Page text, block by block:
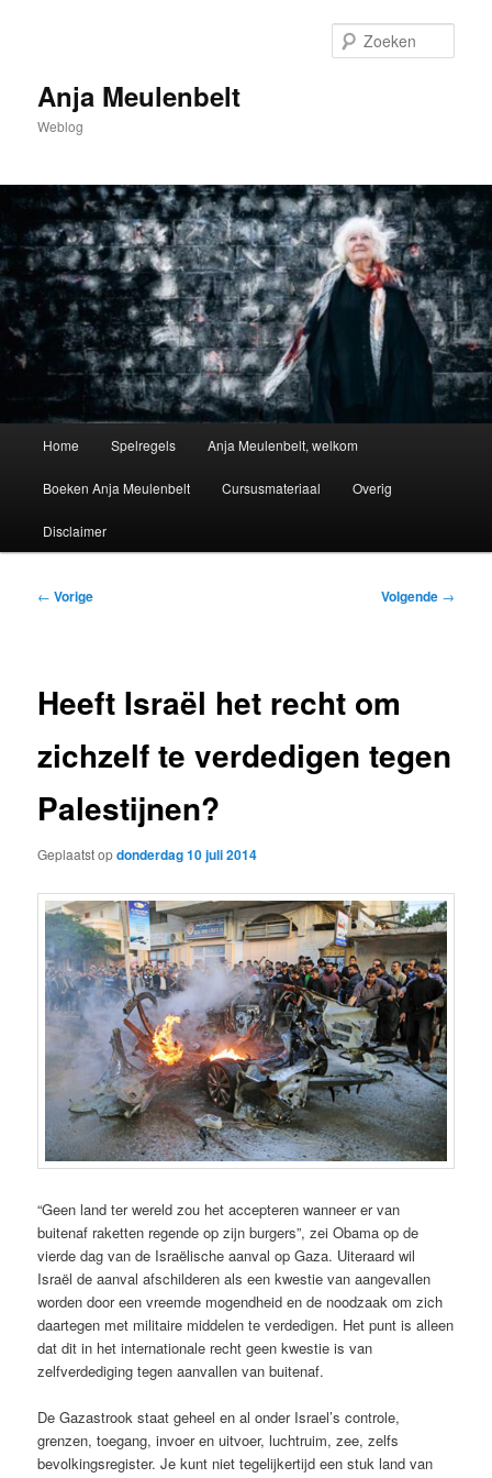
inhoudAnja Meulenbelt
Weblog
Home Spelregels Anja Meulenbelt, welkom
Boeken Anja Meulenbelt Cursusmateriaal Overig
Disclaimer
Bericht
← Vorige Volgende →
Heeft Israël het recht om
zichzelf te verdedigen tegen
Palestijnen?
Geplaatst opdonderdag 10 juli 2014
“Geen land ter wereld zou het accepteren wanneer er van
buitenaf raketten regende op zijn burgers”, zei Obama op de
vierde dag van de Israëlische aanval op Gaza. Uiteraard wil
Israël de aanval afschilderen als een kwestie van aangevallen
worden door een vreemde mogendheid en de noodzaak om zich
daartegen met militaire middelen te verdedigen. Het punt is alleen
dat dit in het internationale recht geen kwestie is van
zelfverdediging tegen aanvallen van buitenaf.
De Gazastrook staat geheel en al onder Israel’s controle,
grenzen, toegang, invoer en uitvoer, luchtruim, zee, zelfs
bevolkingsregister. Je kunt niet tegelijkertijd een stuk land van